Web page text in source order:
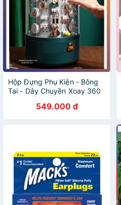
Hộp Đựng Phụ Kiện - Bông
Tai - Dây Chuyền Xoay 360
549.000 đ